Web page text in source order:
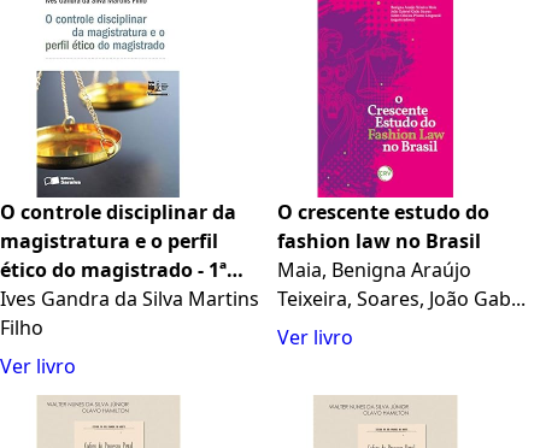
O controle disciplinar da
magistratura e o perfil
ético do magistrado - 1ª
edição de 2015
Ives Gandra da Silva Martins
Filho
Ver livro
O crescente estudo do
fashion law no Brasil
Maia, Benigna Araújo
Teixeira, Soares, João Gab...
Ver livro